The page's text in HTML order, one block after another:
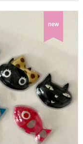
new